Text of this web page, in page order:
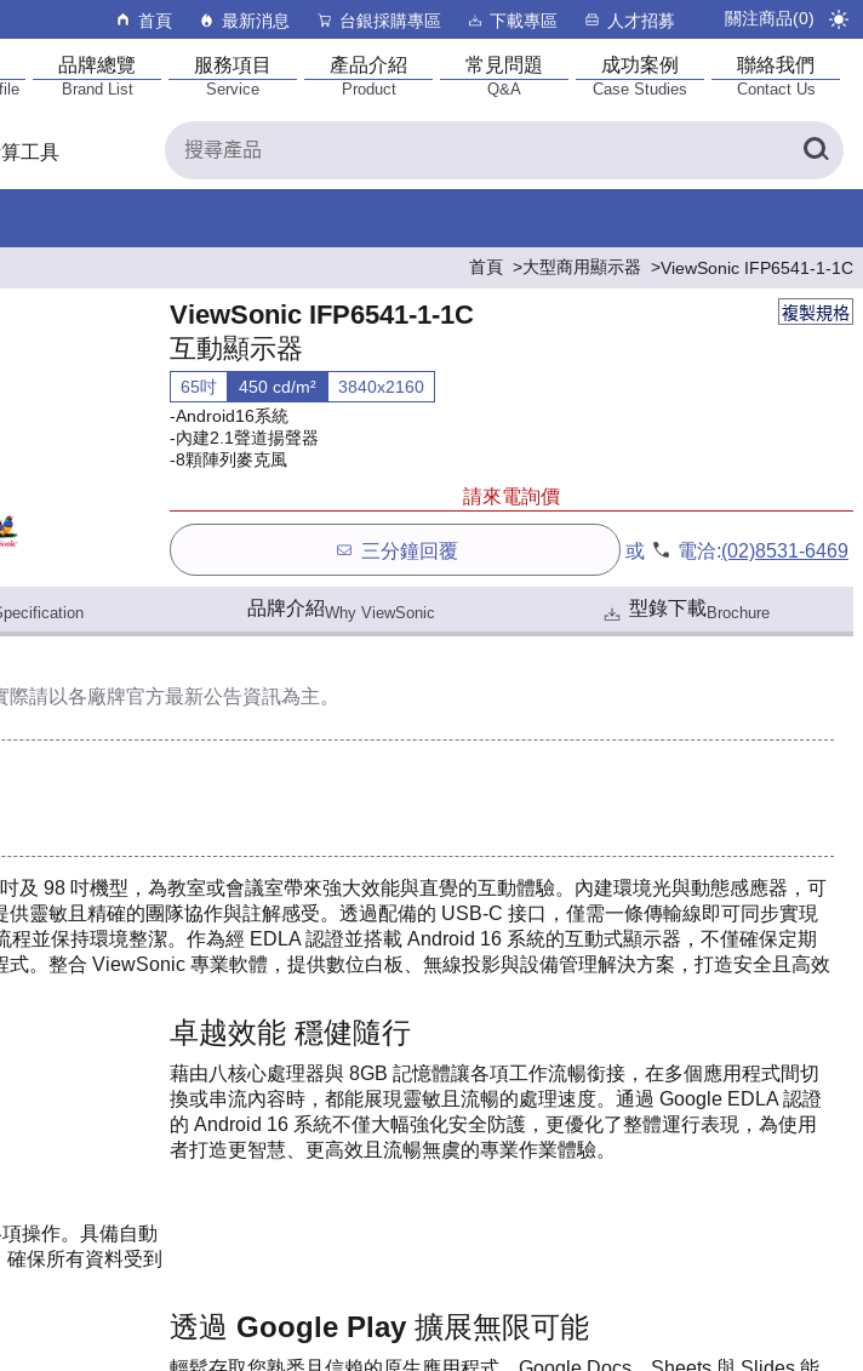
首頁 最新消息 台銀採購專區 下載專區 人才招募 關注商品(0)
品牌總覽
Brand List
服務項目
Service
產品介紹
Product
常見問題
Q&A
成功案例
Case Studies
聯絡我們
Contact Us
工具
首頁 大型商用顯示器 ViewSonic IFP6541-1-1C
複製規格
ViewSonic IFP6541-1-1C
互動顯示器
65吋 450 cd/m²
3840x2160
-Android16系統
-內建2.1聲道揚聲器
-8顆陣列麥克風
請來電詢價
三分鐘回覆 或 電洽:(02)8531-6469
品牌介紹Why ViewSonic 型錄下載Brochure
請以各廠牌官方最新公告資訊為主。
及 98 吋機型，為教室或會議室帶來強大效能與直覺的互動體驗。內建環境光與動態感應器，可
靈敏且精確的團隊協作與註解感受。透過配備的 USB-C 接口，僅需一條傳輸線即可同步實現
並保持環境整潔。作為經 EDLA 認證並搭載 Android 16 系統的互動式顯示器，不僅確保定期
。整合 ViewSonic 專業軟體，提供數位白板、無線投影與設備管理解決方案，打造安全且高效
卓越效能 穩健隨行
藉由八核心處理器與 8GB 記憶體讓各項工作流暢銜接，在多個應用程式間切
換或串流內容時，都能展現靈敏且流暢的處理速度。通過 Google EDLA 認證
的 Android 16 系統不僅大幅強化安全防護，更優化了整體運行表現，為使用
者打造更智慧、更高效且流暢無虞的專業作業體驗。
操作。具備自動
保所有資料受到
透過 Google Play 擴展無限可能